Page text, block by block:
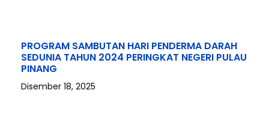
PROGRAM SAMBUTAN HARI PENDERMA DARAH
SEDUNIA TAHUN 2024 PERINGKAT NEGERI PULAU
PINANG
Disember 18, 2025